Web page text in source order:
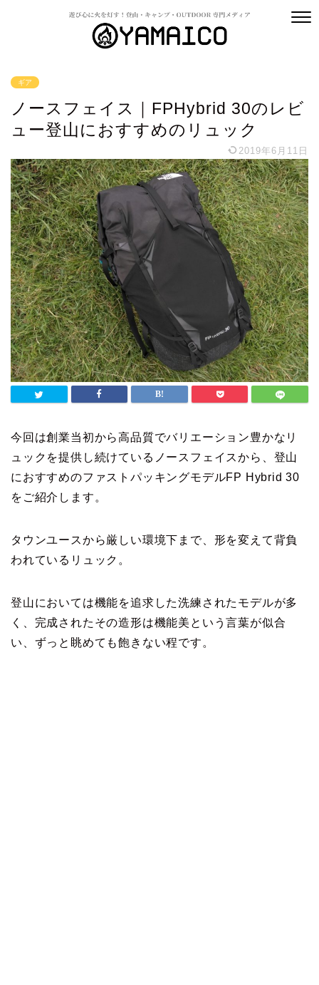
ギア
ノースフェイス｜FPHybrid 30のレビ
ュー登山におすすめのリュック
2019年6月11日
今回は創業当初から高品質でバリエーション豊かなリ
ュックを提供し続けているノースフェイスから、登山
におすすめのファストパッキングモデルFP Hybrid 30
をご紹介します。
タウンユースから厳しい環境下まで、形を変えて背負
われているリュック。
登山においては機能を追求した洗練されたモデルが多
く、完成されたその造形は機能美という言葉が似合
い、ずっと眺めても飽きない程です。